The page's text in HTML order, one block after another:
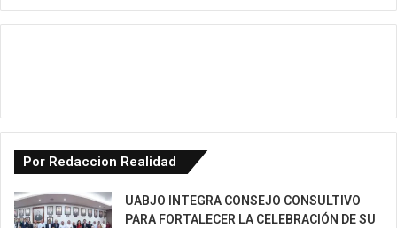
Por Redaccion Realidad
UABJO INTEGRA CONSEJO CONSULTIVO
PARA FORTALECER LA CELEBRACIÓN DE SU